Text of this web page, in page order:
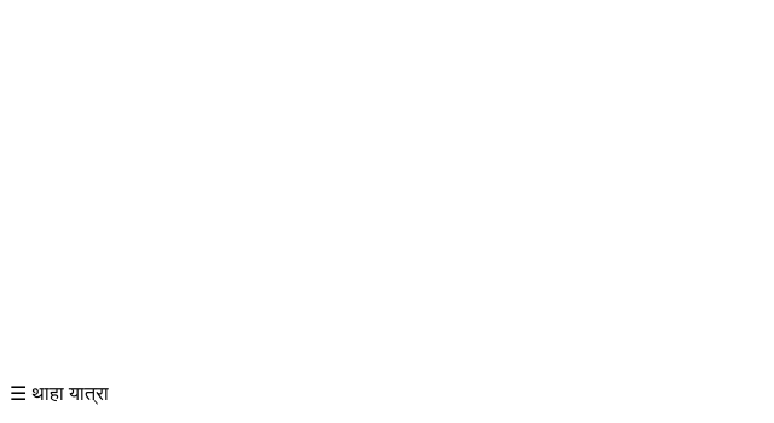
☰ थाहा यात्रा